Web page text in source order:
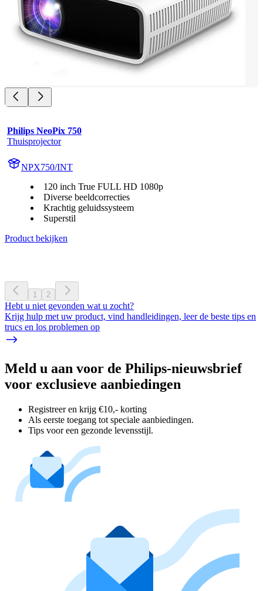
Philips NeoPix 750
Thuisprojector
NPX750/INT
120 inch True FULL HD 1080p
Diverse beeldcorrecties
Krachtig geluidssysteem
Superstil
Product bekijken
1 2
Hebt u niet gevonden wat u zocht?
Krijg hulp met uw product, vind handleidingen, leer de beste tips en
trucs en los problemen op
Meld u aan voor de Philips-nieuwsbrief
voor exclusieve aanbiedingen
Registreer en krijg €10,- korting
Als eerste toegang tot speciale aanbiedingen.
Tips voor een gezonde levensstijl.